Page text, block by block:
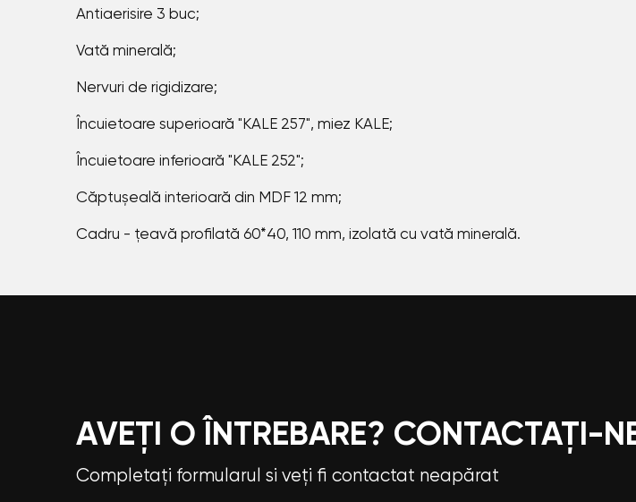
Antiaerisire 3 buc;
Vată minerală;
Nervuri de rigidizare;
Încuietoare superioară "KALE 257", miez KALE;
Încuietoare inferioară "KALE 252";
Căptușeală interioară din MDF 12 mm;
Cadru - țeavă profilată 60*40, 110 mm, izolată cu vată minerală.
AVEȚI O ÎNTREBARE? CONTACTAȚI-
Completați formularul si veți fi contactat neapărat